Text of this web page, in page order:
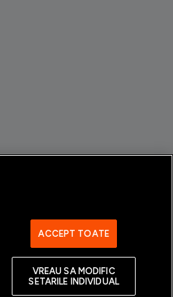
ACCEPT TOATE
VREAU SA MODIFIC
SETARILE INDIVIDUAL